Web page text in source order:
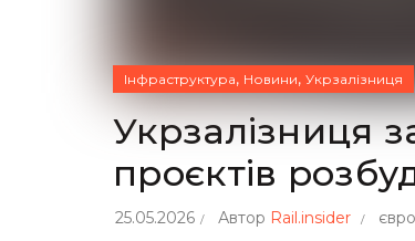
Інфраструктура, Новини, Укрзалізниця
Укрзалізниця
проєктів
25.05.2026 Автор Rail.insider